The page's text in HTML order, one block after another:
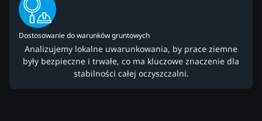
Dostosowanie do warunków gruntowych
Analizujemy lokalne uwarunkowania, by prace ziemne
były bezpieczne i trwałe, co ma kluczowe znaczenie dla
stabilności całej oczyszczalni.